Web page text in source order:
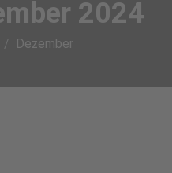
2024
Dezember